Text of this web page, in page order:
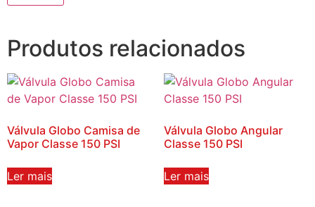
Produtos relacionados
Válvula Globo Camisa de
Vapor Classe 150 PSI
Ler mais
Válvula Globo Angular
Classe 150 PSI
Ler mais